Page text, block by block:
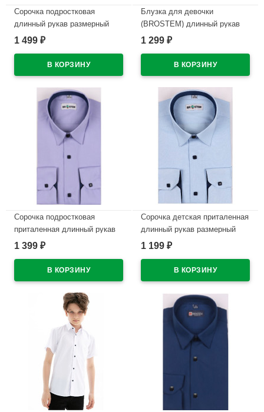
Сорочка подростковая
длинный рукав размерный
ряд 37/158-164 -41/176-182
арт.DS1A60-4706X на кнопках
1 499 ₽
Блузка для девочки
(BROSTEM) длинный рукав
цвет белый арт.3LBD3+1
1 299 ₽
Сорочка подростковая
приталенная длинный рукав
размерный ряд 37/158-164
Brostem арт.1LX212+5X** на
кнопках
1 399 ₽
Сорочка детская приталенная
длинный рукав размерный
ряд 29/116-36/158-164 цвет
арт.1LD212+2d** на кнопках
1 199 ₽